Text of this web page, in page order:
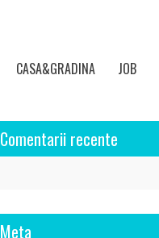
CASA&GRADINA JOB
Comentarii recente
Meta